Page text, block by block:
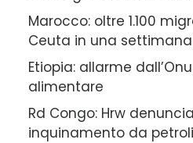
Marocco: oltre 1.100
Ceuta in una settimana
Etiopia: allarme
alimentare
Rd Congo: Hrw
inquinamento da